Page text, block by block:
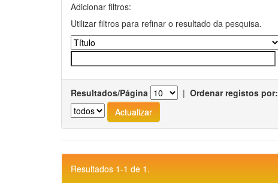
Adicionar filtros:
Utilizar filtros para refinar o resultado da pesquisa.
Resultados/Página | Ordenar registos por:
Resultados 1-1 de 1.